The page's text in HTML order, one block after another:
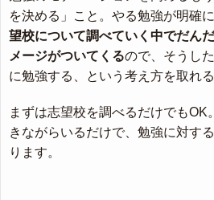
を決める」こと。やる勉強が明確
望校について調べていく中でだん
メージがついてくるので、そうし
に勉強する、という考え方を取れ
まずは志望校を調べるだけでもOK
きながらいるだけで、勉強に対す
ります。